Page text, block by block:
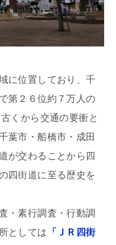
に位置しており、千
第２６位約７万人の
くから交通の要衝と
葉市・船橋市・成田
が交わることから四
四街道に至る歴史を
・素行調査・行動調
としては 「ＪＲ四街